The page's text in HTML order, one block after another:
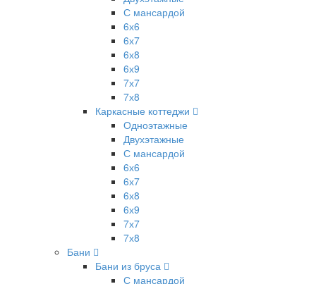
С мансардой
6х6
6х7
6х8
6х9
7х7
7х8
Каркасные коттеджи
Одноэтажные
Двухэтажные
С мансардой
6х6
6х7
6х8
6х9
7х7
7х8
Бани
Бани из бруса
С мансардой